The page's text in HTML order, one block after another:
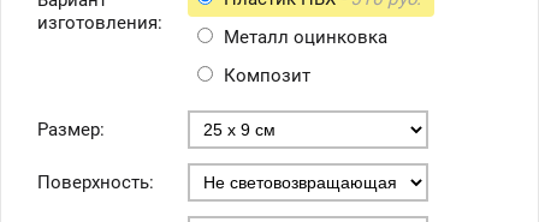
изготовления:
Металл оцинковка
Композит
Размер:
Поверхность: